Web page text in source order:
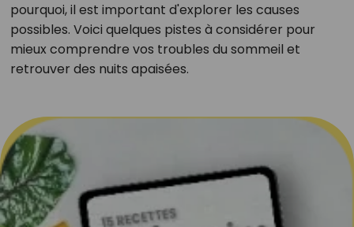
pourquoi, il est important d'explorer les causes
possibles. Voici quelques pistes à considérer pour
mieux comprendre vos troubles du sommeil et
retrouver des nuits apaisées.